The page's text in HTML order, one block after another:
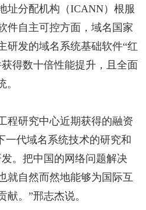
址分配机构（ICANN）根服
件自主可控方面，域名国家
研发的域名系统基础软件“红
得数十倍性能提升，且全面
程研究中心近期获得的融资
一代域名系统技术的研究和
。把中国的网络问题解决
就自然而然地能够为国际互
。”邢志杰说。